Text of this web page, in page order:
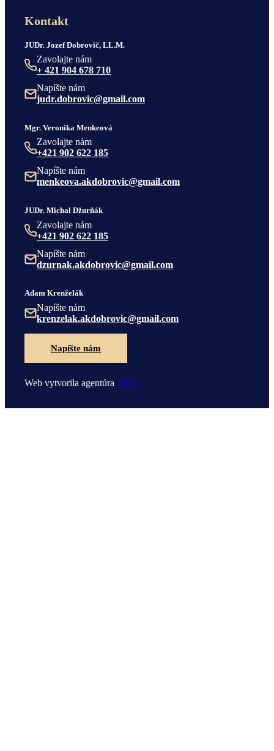
Kontakt
JUDr. Jozef Dobrovič, LL.M.
Zavolajte nám
+ 421 904 678 710
Napíšte nám
judr.dobrovic@gmail.com
Mgr. Veronika Menkeová
Zavolajte nám
+421 902 622 185
Napíšte nám
menkeova.akdobrovic@gmail.com
JUDr. Michal Džurňák
Zavolajte nám
+421 902 622 185
Napíšte nám
dzurnak.akdobrovic@gmail.com
Adam Krenželák
Napíšte nám
krenzelak.akdobrovic@gmail.com
Napíšte nám
Web vytvorila agentúra Tricks